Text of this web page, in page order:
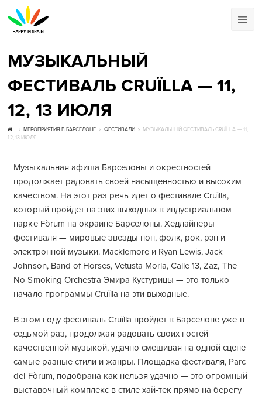
МУЗЫКАЛЬНЫЙ
ФЕСТИВАЛЬ CRUÏLLA — 11,
12, 13 ИЮЛЯ
МЕРОПРИЯТИЯ В БАРСЕЛОНЕ ФЕСТИВАЛИ
МУЗЫКАЛЬНЫЙ ФЕСТИВАЛЬ CRUÏLLA — 11,
12, 13 ИЮЛЯ
Музыкальная афиша Барселоны и окрестностей
продолжает радовать своей насыщенностью и высоким
качеством. На этот раз речь идет о фестивале Cruïlla,
который пройдет на этих выходных в индустриальном
парке Fòrum на окраине Барселоны. Хедлайнеры
фестиваля — мировые звезды поп, фолк, рок, рэп и
электронной музыки. Macklemore и Ryan Lewis, Jack
Johnson, Band of Horses, Vetusta Morla, Calle 13, Zaz, The
No Smoking Orchestra Эмира Кустурицы — это только
начало программы Cruïlla на эти выходные.
В этом году фестиваль Cruïlla пройдет в Барселоне уже в
седьмой раз, продолжая радовать своих гостей
качественной музыкой, удачно смешивая на одной сцене
самые разные стили и жанры. Площадка фестиваля, Parc
del Fòrum, подобрана как нельзя удачно — это огромный
выставочный комплекс в стиле хай-тек прямо на берегу